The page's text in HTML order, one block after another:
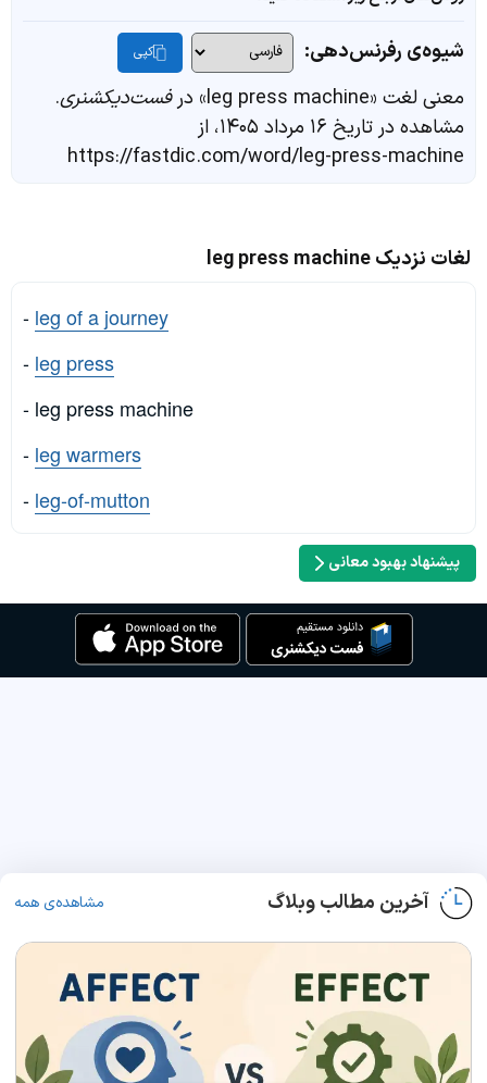
شیوه‌ی رفرنس‌دهی: کپی
معنی لغت «leg press machine» در فست‌دیکشنری.
مشاهده در تاریخ ۱۶ مرداد ۱۴۰۵، از
https://fastdic.com/word/leg-press-machine
لغات نزدیک leg press machine
- leg of a journey
- leg press
- leg press machine
- leg warmers
- leg-of-mutton
پیشنهاد بهبود معانی
آخرین مطالب وبلاگ مشاهده‌ی همه